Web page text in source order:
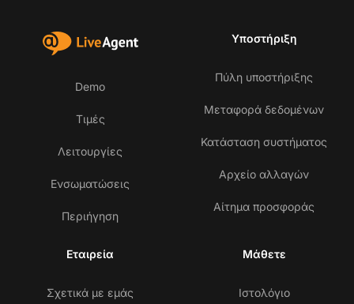
Demo
Τιμές
Λειτουργίες
Ενσωματώσεις
Περιήγηση
Υποστήριξη
Πύλη υποστήριξης
Μεταφορά δεδομένων
Κατάσταση συστήματος
Αρχείο αλλαγών
Αίτημα προσφοράς
Εταιρεία
Σχετικά με εμάς
Μάθετε
Ιστολόγιο